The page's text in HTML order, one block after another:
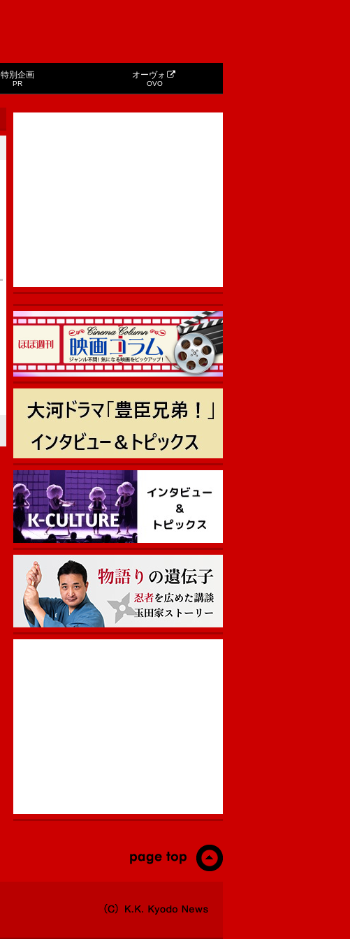
特別企画
PR
オーヴォ
OVO